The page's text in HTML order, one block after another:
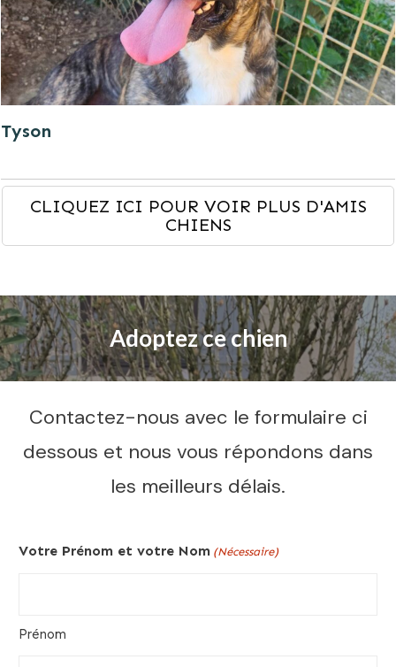
Tyson
CLIQUEZ ICI POUR VOIR PLUS D'AMIS
CHIENS
Adoptez ce chien
Contactez-nous avec le formulaire ci
dessous et nous vous répondons dans
les meilleurs délais.
Votre Prénom et votre Nom (Nécessaire)
Prénom